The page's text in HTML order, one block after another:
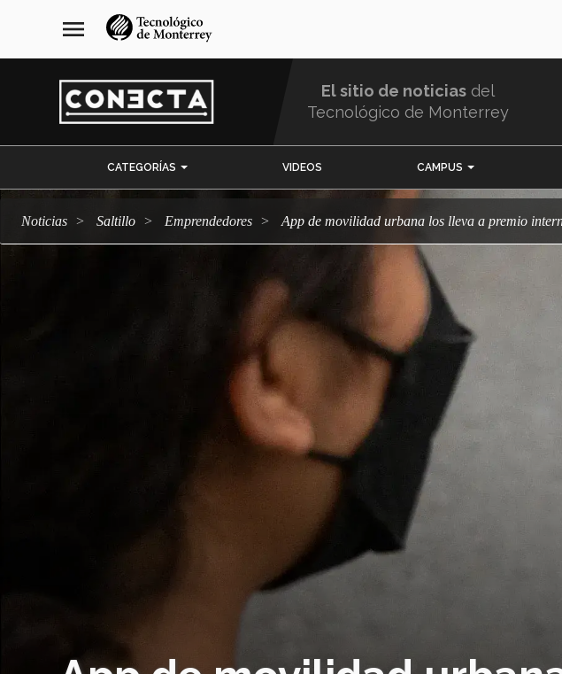
navegación
principal
menu
El sitio de noticias del
Tecnológico de Monterrey
CATEGORÍAS VIDEOS CAMPUS
Noticias Saltillo emprendedores App de movilidad urbana los lleva a premio